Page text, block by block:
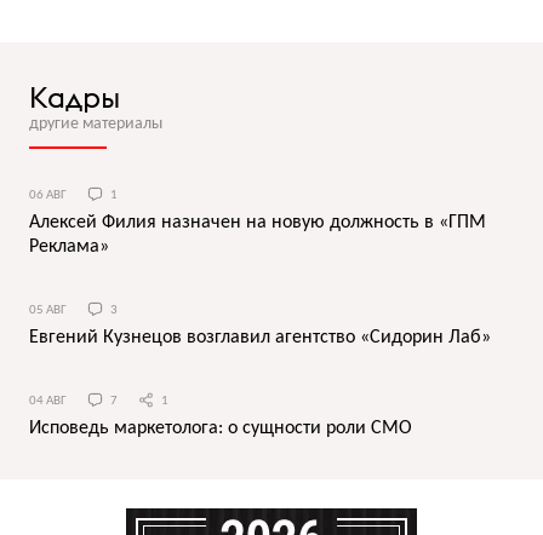
Кадры
другие материалы
06 АВГ 1
Алексей Филия назначен на новую должность в «ГПМ
Реклама»
05 АВГ 3
Евгений Кузнецов возглавил агентство «Сидорин Лаб»
04 АВГ 7 1
Исповедь маркетолога: о сущности роли СМО